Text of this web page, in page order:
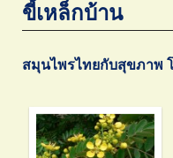
ขี้เหล็กบ้าน
สมุนไพรไทยกับสุขภา